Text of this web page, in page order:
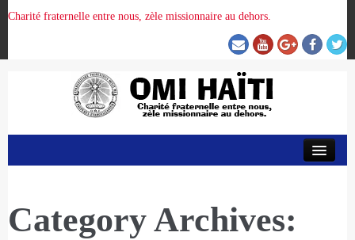
Charité fraternelle entre nous, zèle missionnaire au dehors.
ORGANISATION DE LA PROVINCE
Category Archives: